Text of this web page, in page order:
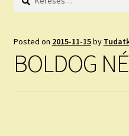
HOLDNAPTÁR
NAPI ASZTROLÓGIA
Posted on 2015-11-15by
BOLDOG